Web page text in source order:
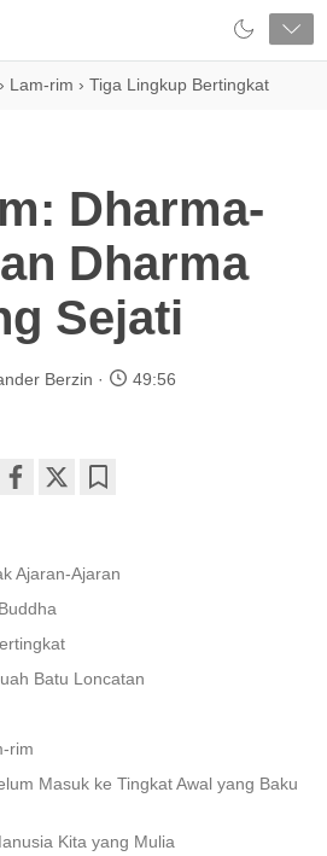
› Lam-rim › Tiga Lingkup Bertingkat
Dharma-
Dharma
Sejati
Berzin 49:56
facebook
Ajaran-Ajaran
Batu Loncatan
rim
Masuk ke Tingkat Awal yang Baku
Kita yang Mulia